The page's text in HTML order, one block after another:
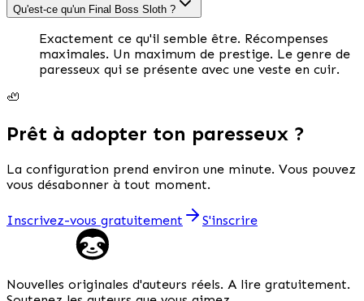
Qu'est-ce qu'un Final Boss Sloth ?
Exactement ce qu'il semble être. Récompenses
maximales. Un maximum de prestige. Le genre de
paresseux qui se présente avec une veste en cuir.
🦥
Prêt à adopter ton paresseux ?
La configuration prend environ une minute. Vous pouvez
vous désabonner à tout moment.
Inscrivez-vous gratuitement S'inscrire
Nouvelles originales d'auteurs réels. A lire gratuitement.